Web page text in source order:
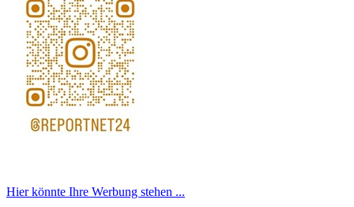
Hier könnte Ihre Werbung stehen ...